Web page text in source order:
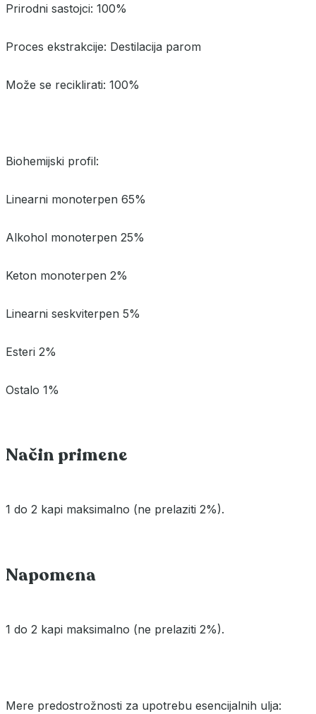
Prirodni sastojci: 100%
Proces ekstrakcije: Destilacija parom
Može se reciklirati: 100%
Biohemijski profil:
Linearni monoterpen 65%
Alkohol monoterpen 25%
Keton monoterpen 2%
Linearni seskviterpen 5%
Esteri 2%
Ostalo 1%
Način primene
1 do 2 kapi maksimalno (ne prelaziti 2%).
Napomena
1 do 2 kapi maksimalno (ne prelaziti 2%).
Mere predostrožnosti za upotrebu esencijalnih ulja: